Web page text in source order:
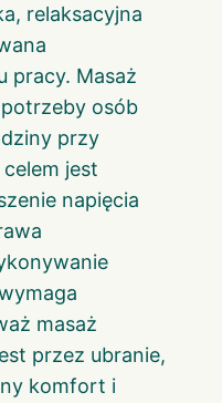
relaksacyjna
pracy. Masaż
osób
przy
jest
napięcia
masaż
przez ubranie,
komfort i